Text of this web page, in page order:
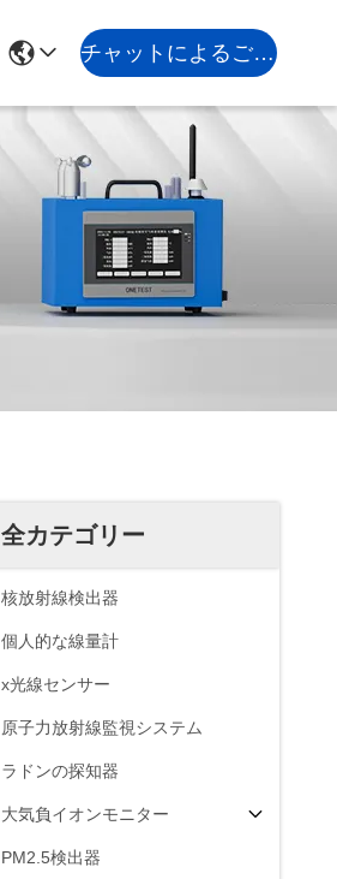
チャットによるご相談
全カテゴリー
核放射線検出器
個人的な線量計
x光線センサー
原子力放射線監視システム
ラドンの探知器
大気負イオンモニター
PM2.5検出器